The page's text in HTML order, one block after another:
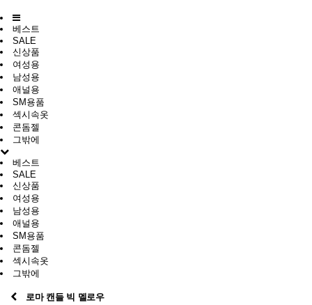
베스트
SALE
신상품
여성용
남성용
애널용
SM용품
섹시속옷
콘돔젤
그밖에
베스트
SALE
신상품
여성용
남성용
애널용
SM용품
콘돔젤
섹시속옷
그밖에
로마 캔들 빅 멜로우